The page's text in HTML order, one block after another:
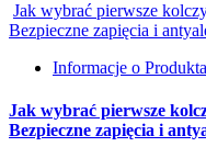
Jak wybrać pierwsze
Bezpieczne zapięcia i
Informacje o
Jak wybrać pierwsze
Bezpieczne zapięcia i